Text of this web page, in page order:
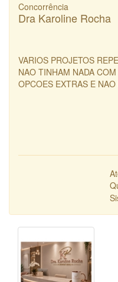
Concorrência
Dra Karoline Rocha
VARIOS PROJETOS
NAO TINHAM NADA
OPCOES EXTRAS E